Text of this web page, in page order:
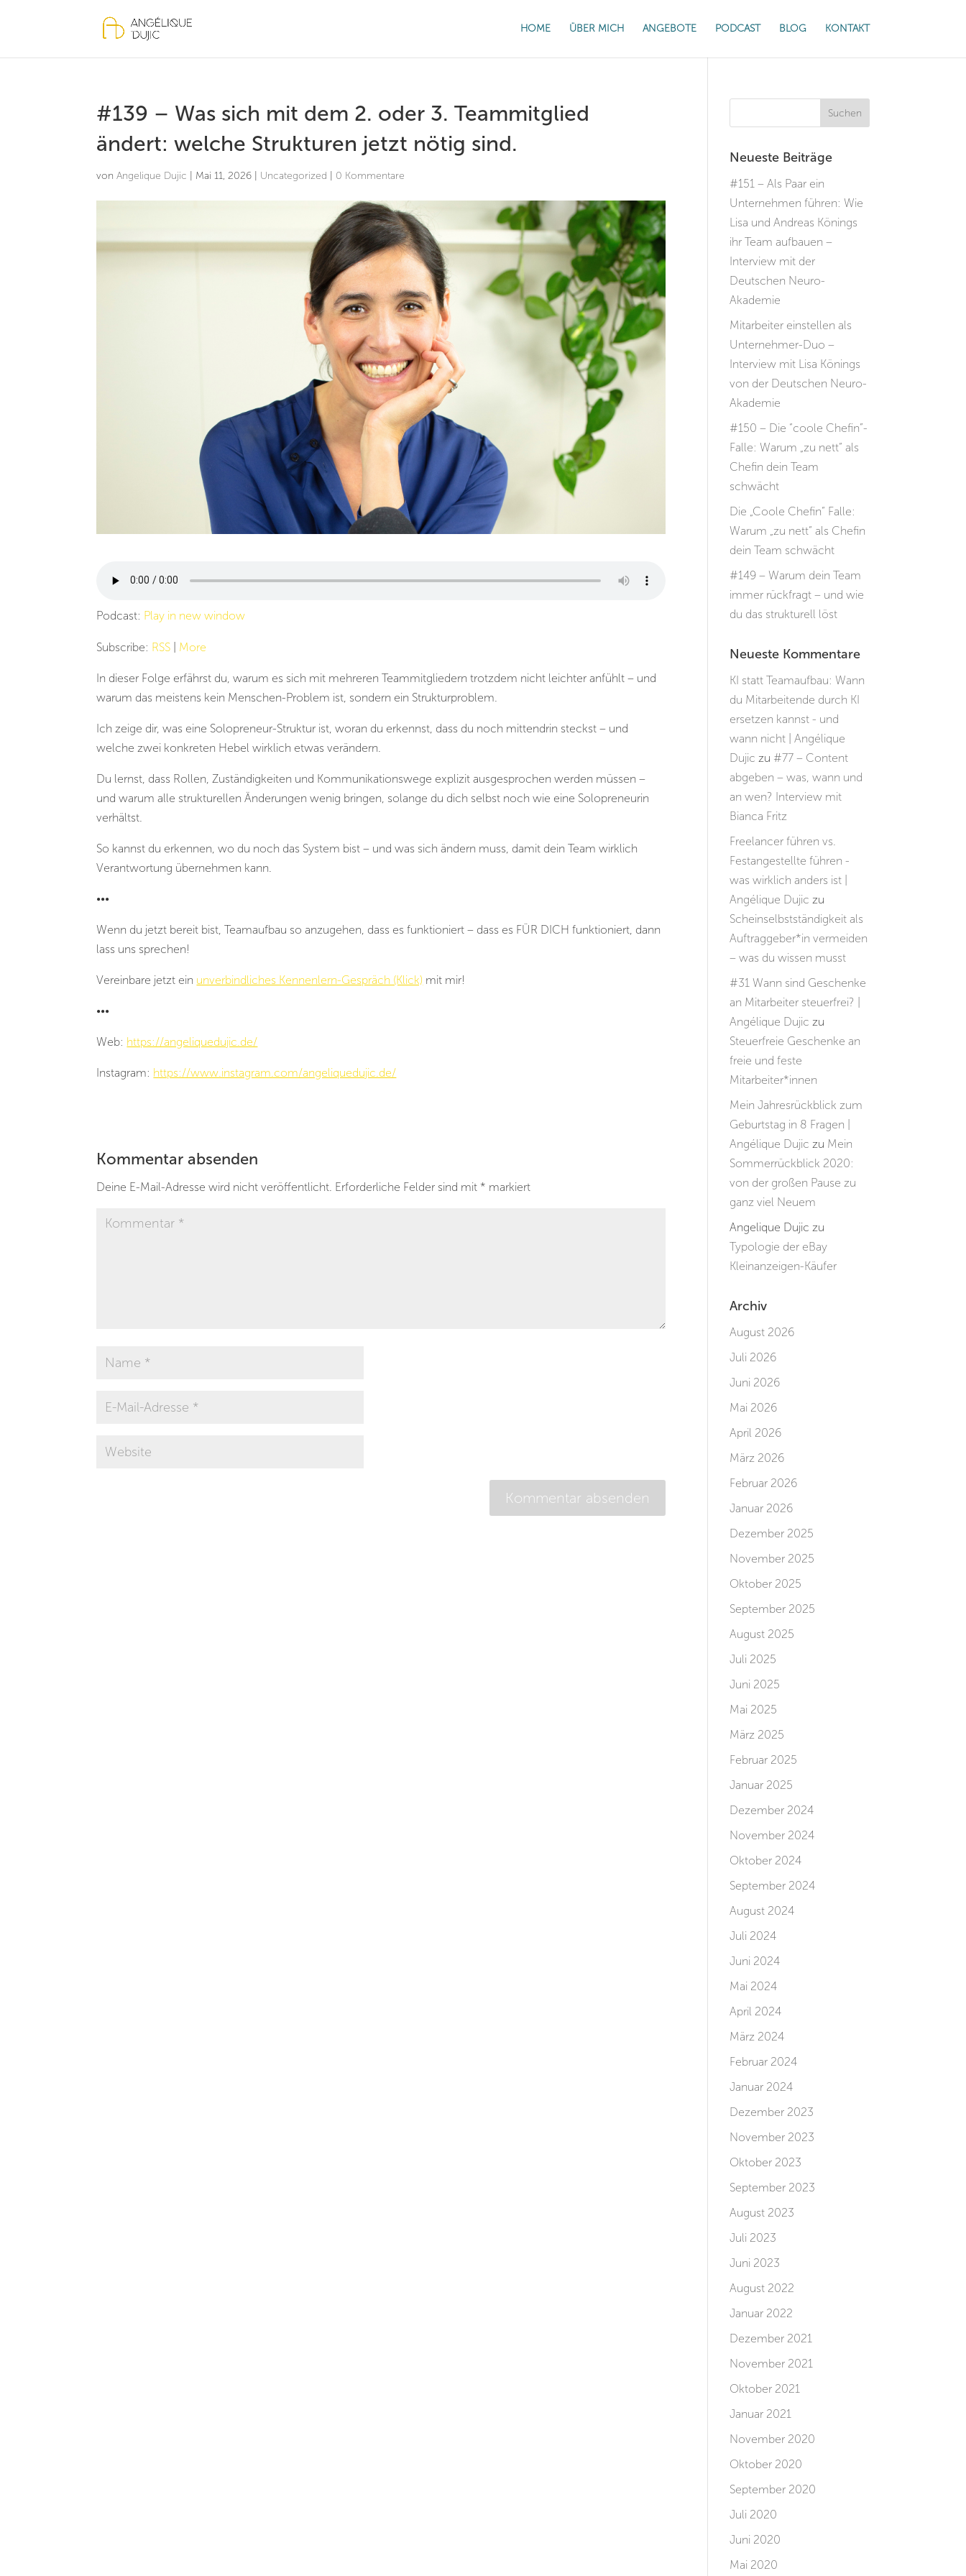
HOME ÜBER MICH ANGEBOTE PODCAST BLOG KONTAKT
#139 – Was sich mit dem 2. oder 3. Teammitglied
ändert: welche Strukturen jetzt nötig sind.
vonAngelique Dujic Mai 11, 2026 Uncategorized 0 Kommentare
Podcast: Play in new window
Subscribe: RSS More
In dieser Folge erfährst du, warum es sich mit mehreren Teammitgliedern trotzdem nicht leichter anfühlt – und
warum das meistens kein Menschen-Problem ist, sondern ein Strukturproblem.
Ich zeige dir, was eine Solopreneur-Struktur ist, woran du erkennst, dass du noch mittendrin steckst – und
welche zwei konkreten Hebel wirklich etwas verändern.
Du lernst, dass Rollen, Zuständigkeiten und Kommunikationswege explizit ausgesprochen werden müssen –
und warum alle strukturellen Änderungen wenig bringen, solange du dich selbst noch wie eine Solopreneurin
verhältst.
So kannst du erkennen, wo du noch das System bist – und was sich ändern muss, damit dein Team wirklich
Verantwortung übernehmen kann.
•••
Wenn du jetzt bereit bist, Teamaufbau so anzugehen, dass es funktioniert – dass es FÜR DICH funktioniert, dann
lass uns sprechen!
Vereinbare jetzt ein unverbindliches Kennenlern-Gespräch (Klick) mit mir!
•••
Web: https://angeliquedujic.de/
Instagram: https://www.instagram.com/angeliquedujic.de/
Kommentar absenden
Deine E-Mail-Adresse wird nicht veröffentlicht. Erforderliche Felder sind mit * markiert
Neueste Beiträge
#151 – Als Paar ein
Unternehmen führen: Wie
Lisa und Andreas Könings
ihr Team aufbauen –
Interview mit der
Deutschen Neuro-
Akademie
Mitarbeiter einstellen als
Unternehmer-Duo –
Interview mit Lisa Könings
von der Deutschen Neuro-
Akademie
#150 – Die “coole Chefin”-
Falle: Warum „zu nett“ als
Chefin dein Team
schwächt
Die „Coole Chefin“ Falle:
Warum „zu nett“ als Chefin
dein Team schwächt
#149 – Warum dein Team
immer rückfragt – und wie
du das strukturell löst
Neueste Kommentare
KI statt Teamaufbau: Wann
du Mitarbeitende durch KI
ersetzen kannst - und
wann nicht | Angélique
Dujic zu #77 – Content
abgeben – was, wann und
an wen? Interview mit
Bianca Fritz
Freelancer führen vs.
Festangestellte führen -
was wirklich anders ist |
Angélique Dujic zu
Scheinselbstständigkeit als
Auftraggeber*in vermeiden
– was du wissen musst
#31 Wann sind Geschenke
an Mitarbeiter steuerfrei? |
Angélique Dujic zu
Steuerfreie Geschenke an
freie und feste
Mitarbeiter*innen
Mein Jahresrückblick zum
Geburtstag in 8 Fragen |
Angélique Dujic zu Mein
Sommerrückblick 2020:
von der großen Pause zu
ganz viel Neuem
Angelique Dujic zu
Typologie der eBay
Kleinanzeigen-Käufer
Archiv
August 2026
Juli 2026
Juni 2026
Mai 2026
April 2026
März 2026
Februar 2026
Januar 2026
Dezember 2025
November 2025
Oktober 2025
September 2025
August 2025
Juli 2025
Juni 2025
Mai 2025
März 2025
Februar 2025
Januar 2025
Dezember 2024
November 2024
Oktober 2024
September 2024
August 2024
Juli 2024
Juni 2024
Mai 2024
April 2024
März 2024
Februar 2024
Januar 2024
Dezember 2023
November 2023
Oktober 2023
September 2023
August 2023
Juli 2023
Juni 2023
August 2022
Januar 2022
Dezember 2021
November 2021
Oktober 2021
Januar 2021
November 2020
Oktober 2020
September 2020
Juli 2020
Juni 2020
Mai 2020